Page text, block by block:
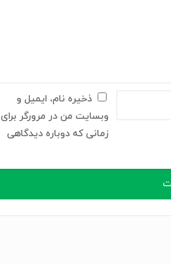
ذخیره نام، ایمیل و
وبسایت من در مرورگر برای
زمانی که دوباره دیدگاهی